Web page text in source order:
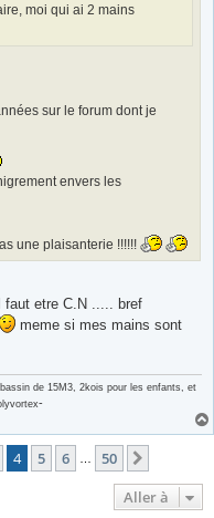
moi qui ai 2 mains
sur le forum dont je
envers les
une plaisanterie !!!!!!
faut etre C.N ..... bref
meme si mes mains sont
de 15M3, 2kois pour les enfants, et
-
4 5 6 50
Aller à